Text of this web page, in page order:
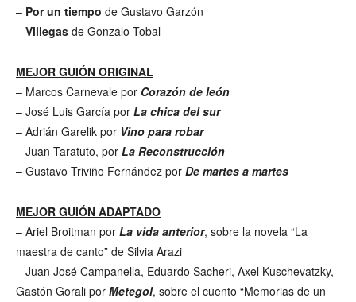
– Por un tiempo de Gustavo Garzón
– Villegas de Gonzalo Tobal
MEJOR GUIÓN ORIGINAL
– Marcos Carnevale por Corazón de león
– José Luis García por La chica del sur
– Adrián Garelik por Vino para robar
– Juan Taratuto, por La Reconstrucción
– Gustavo Triviño Fernández por De martes a martes
MEJOR GUIÓN ADAPTADO
– Ariel Broitman por La vida anterior, sobre la novela “La
maestra de canto” de Silvia Arazi
– Juan José Campanella, Eduardo Sacheri, Axel Kuschevatzky,
Gastón Gorali por Metegol, sobre el cuento “Memorias de un